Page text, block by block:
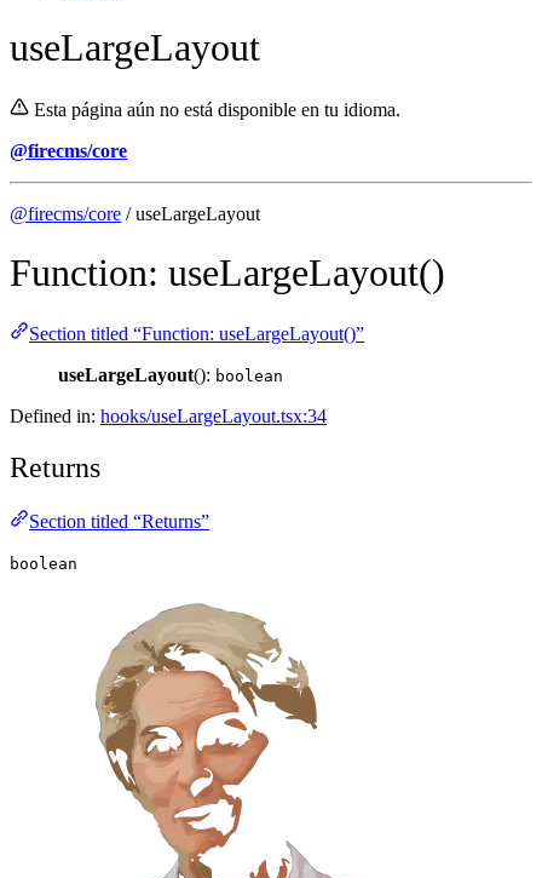
useLargeLayout
Esta página aún no está disponible en tu idioma.
@firecms/core
@firecms/core / useLargeLayout
Function: useLargeLayout()
Section titled “Function: useLargeLayout()”
useLargeLayout(): boolean
Defined in: hooks/useLargeLayout.tsx:34
Returns
Section titled “Returns”
boolean